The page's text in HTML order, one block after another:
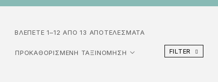
ΒΛΈΠΕΤΕ 1–12 ΑΠΌ 13 ΑΠΟΤΕΛΈΣΜΑΤΑ
FILTER